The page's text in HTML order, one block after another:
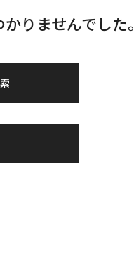
りませんでした。